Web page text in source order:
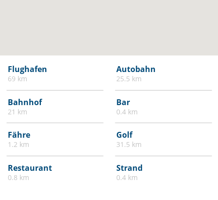
Flughafen
69 km
Autobahn
25.5 km
Bahnhof
21 km
Bar
0.4 km
Fähre
1.2 km
Golf
31.5 km
Restaurant
0.8 km
Strand
0.4 km